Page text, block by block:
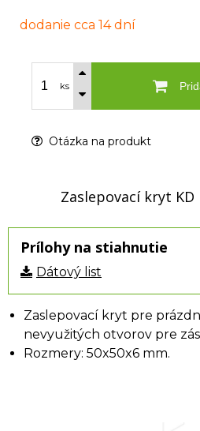
dodanie cca 14 dní
ks
Otázka na produkt
Zaslepovací kryt KD
Prílohy na stiahnutie
Dátový list
Zaslepovací kryt pre
nevyužitých otvorov pre
Rozmery: 50x50x6 mm.